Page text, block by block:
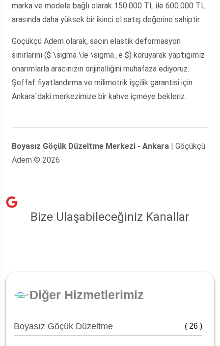
marka ve modele bağlı olarak 150.000 TL ile 600.000 TL
arasında daha yüksek bir ikinci el satış değerine sahiptir.
Göçükçü Adem olarak, sacın elastik deformasyon
sınırlarını ($ \sigma \le \sigma_e $) koruyarak yaptığımız
onarımlarla aracınızın orijinalliğini muhafaza ediyoruz.
Şeffaf fiyatlandırma ve milimetrik işçilik garantisi için
Ankara`daki merkezimize bir kahve içmeye bekleriz.
Boyasız Göçük Düzeltme Merkezi - Ankara | Göçükçü
Adem © 2026
Bize Ulaşabileceğiniz Kanallar
Diğer Hizmetlerimiz
Boyasız Göçük Düzeltme ( 26 )